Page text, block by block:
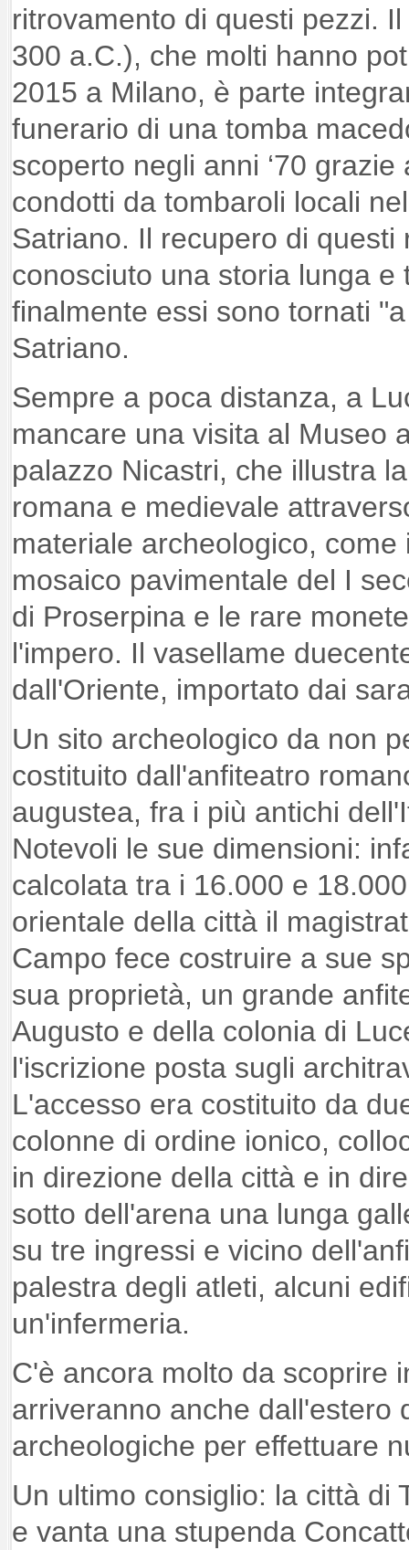
ritrovamento di questi pezzi.
300 a.C.), che molti hanno
2015 a Milano, è parte
funerario di una tomba
scoperto negli anni ‘70
condotti da tombaroli locali
Satriano. Il recupero di questi
conosciuto una storia lunga
finalmente essi sono tornati
Satriano.
Sempre a poca distanza, a
mancare una visita al Museo
palazzo Nicastri, che illustra
romana e medievale
materiale archeologico,
mosaico pavimentale del I
di Proserpina e le rare
l'impero. Il vasellame
dall'Oriente, importato dai
Un sito archeologico da non
costituito dall'anfiteatro
augustea, fra i più antichi
Notevoli le sue dimensioni:
calcolata tra i 16.000 e
orientale della città il
Campo fece costruire a sue
sua proprietà, un grande
Augusto e della colonia di
l'iscrizione posta sugli
L'accesso era costituito da
colonne di ordine ionico,
in direzione della città e in
sotto dell'arena una lunga
su tre ingressi e vicino
palestra degli atleti, alcuni
un'infermeria.
C'è ancora molto da scoprire
arriveranno anche dall'estero
archeologiche per effettuare
Un ultimo consiglio: la città di
e vanta una stupenda